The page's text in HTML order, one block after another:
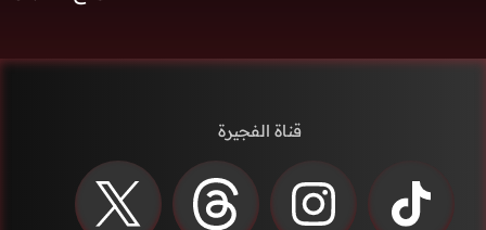
قناة الفجيرة